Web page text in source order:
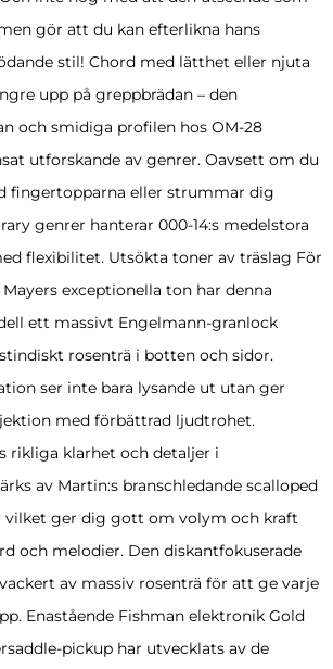
gör att du kan efterlikna hans
stil! Chord med lätthet eller njuta
upp på greppbrädan – den
och smidiga profilen hos OM-28
utforskande av genrer. Oavsett om du
fingertopparna eller strummar dig
genrer hanterar 000-14:s medelstora
flexibilitet. Utsökta toner av träslag För
exceptionella ton har denna
ett massivt Engelmann-granlock
rosenträ i botten och sidor.
ser inte bara lysande ut utan ger
med förbättrad ljudtrohet.
rikliga klarhet och detaljer i
av Martin:s branschledande scalloped
vilket ger dig gott om volym och kraft
och melodier. Den diskantfokuserade
av massiv rosenträ för att ge varje
Enastående Fishman elektronik Gold
pickup har utvecklats av de